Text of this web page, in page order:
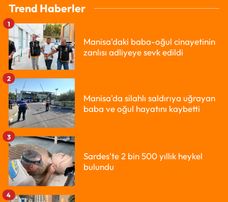
Trend Haberler
Manisa'daki baba-oğul cinayetinin
zanlısı adliyeye sevk edildi
1
Manisa'da silahlı saldırıya uğrayan
baba ve oğul hayatını kaybetti
2
Sardes'te 2 bin 500 yıllık heykel
bulundu
3
4